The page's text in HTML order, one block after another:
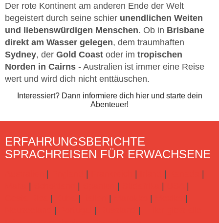
Der rote Kontinent am anderen Ende der Welt
begeistert durch seine schier unendlichen Weiten
und liebenswürdigen Menschen. Ob in Brisbane
direkt am Wasser gelegen, dem traumhaften
Sydney, der Gold Coast oder im tropischen
Norden in Cairns - Australien ist immer eine Reise
wert und wird dich nicht enttäuschen.
Interessiert? Dann informiere dich hier und starte dein
Abenteuer!
ERFAHRUNGSBERICHTE
SPRACHREISEN FÜR ERWACHSENE
| | | |
|
| | | |
|
| | | |
|
| | |